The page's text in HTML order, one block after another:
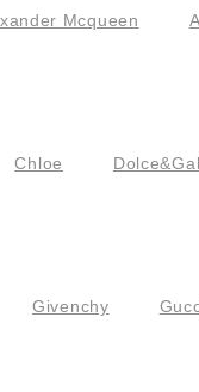
Mcqueen
Chloe
Givenchy